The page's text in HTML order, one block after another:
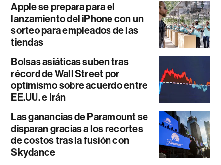
Apple se prepara para el
lanzamiento del iPhone con un
sorteo para empleados de las
tiendas
Bolsas asiáticas suben tras
récord de Wall Street por
optimismo sobre acuerdo entre
EE.UU. e Irán
Las ganancias de Paramount se
disparan gracias a los recortes
de costos tras la fusión con
Skydance